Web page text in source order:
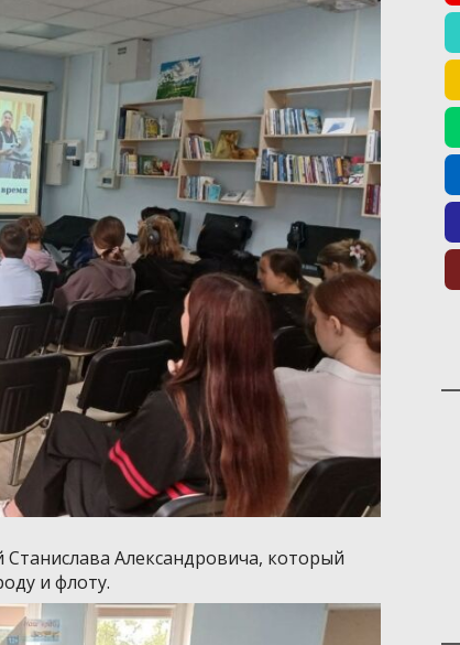
Александровича, который
и флоту.